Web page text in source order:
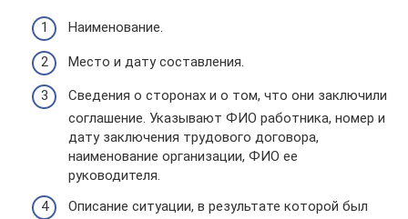
Наименование.
Место и дату составления.
Сведения о сторонах и о том, что они заключили
соглашение. Указывают ФИО работника, номер и
дату заключения трудового договора,
наименование организации, ФИО ее
руководителя.
Описание ситуации, в результате которой был